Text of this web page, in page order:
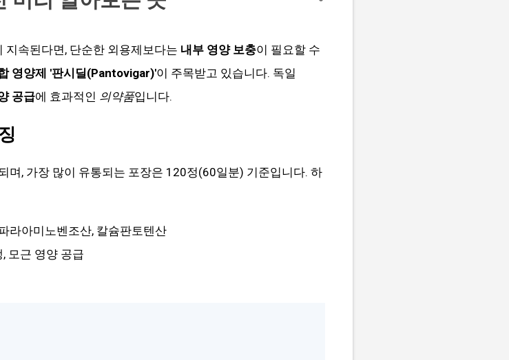
속된다면, 단순한 외용제보다는 내부 영양 보충이 필요할 수
영양제 '판시딜(Pantovigar)'이 주목받고 있습니다. 독일
공급에 효과적인 의약품입니다.
며, 가장 많이 유통되는 포장은 120정(60일분) 기준입니다. 하
라아미노벤조산, 칼슘판토텐산
모근 영양 공급